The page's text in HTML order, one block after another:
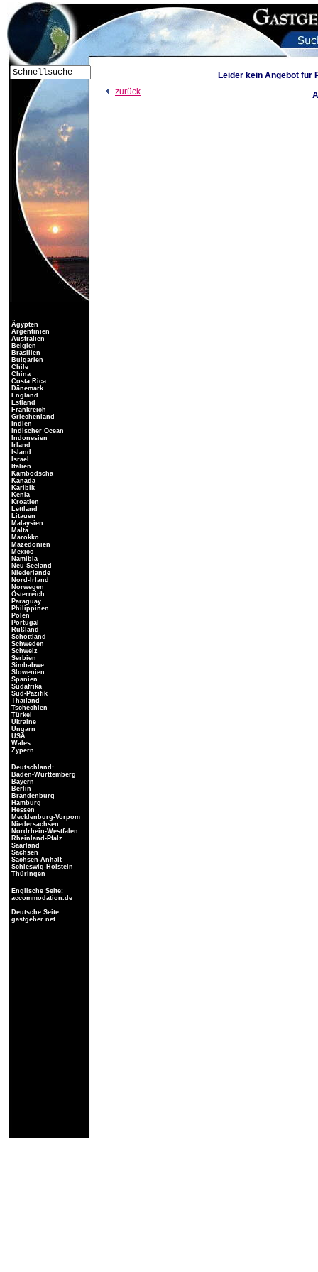
zurück
Leider kein Angebot für
Ägypten
Argentinien
Australien
Belgien
Brasilien
Bulgarien
Chile
China
Costa Rica
Dänemark
England
Estland
Frankreich
Griechenland
Indien
Indischer Ocean
Indonesien
Irland
Island
Israel
Italien
Kambodscha
Kanada
Karibik
Kenia
Kroatien
Lettland
Litauen
Malaysien
Malta
Marokko
Mazedonien
Mexico
Namibia
Neu Seeland
Niederlande
Nord-Irland
Norwegen
Österreich
Paraguay
Philippinen
Polen
Portugal
Rußland
Schottland
Schweden
Schweiz
Serbien
Simbabwe
Slowenien
Spanien
Südafrika
Süd-Pazifik
Thailand
Tschechien
Türkei
Ukraine
Ungarn
USA
Wales
Zypern
Deutschland:
Baden-Württemberg
Bayern
Berlin
Brandenburg
Hamburg
Hessen
Mecklenburg-Vorpom
Niedersachsen
Nordrhein-Westfalen
Rheinland-Pfalz
Saarland
Sachsen
Sachsen-Anhalt
Schleswig-Holstein
Thüringen
Englische Seite:
accommodation.de
Deutsche Seite:
gastgeber.net